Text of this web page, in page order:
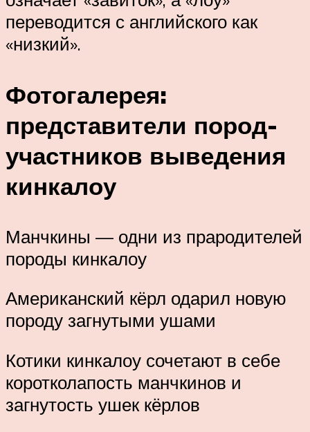
переводится с английского как
«низкий».
Фотогалерея:
представители пород-
участников выведения
кинкалоу
Манчкины — одни из прародителей
породы кинкалоу
Американский кёрл одарил новую
породу загнутыми ушами
Котики кинкалоу сочетают в себе
коротколапость манчкинов и
загнутость ушек кёрлов